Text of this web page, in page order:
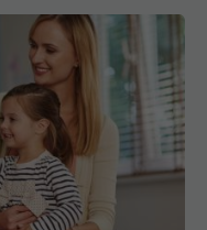
au crescut după